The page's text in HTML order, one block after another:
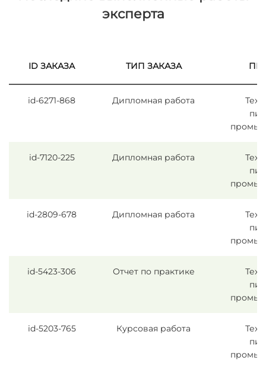
эксперта
ID ЗАКАЗА ТИП ЗАКАЗА
id-6271-868 Дипломная работа
id-7120-225 Дипломная работа
id-2809-678 Дипломная работа
id-5423-306 Отчет по практике
id-5203-765 Курсовая работа